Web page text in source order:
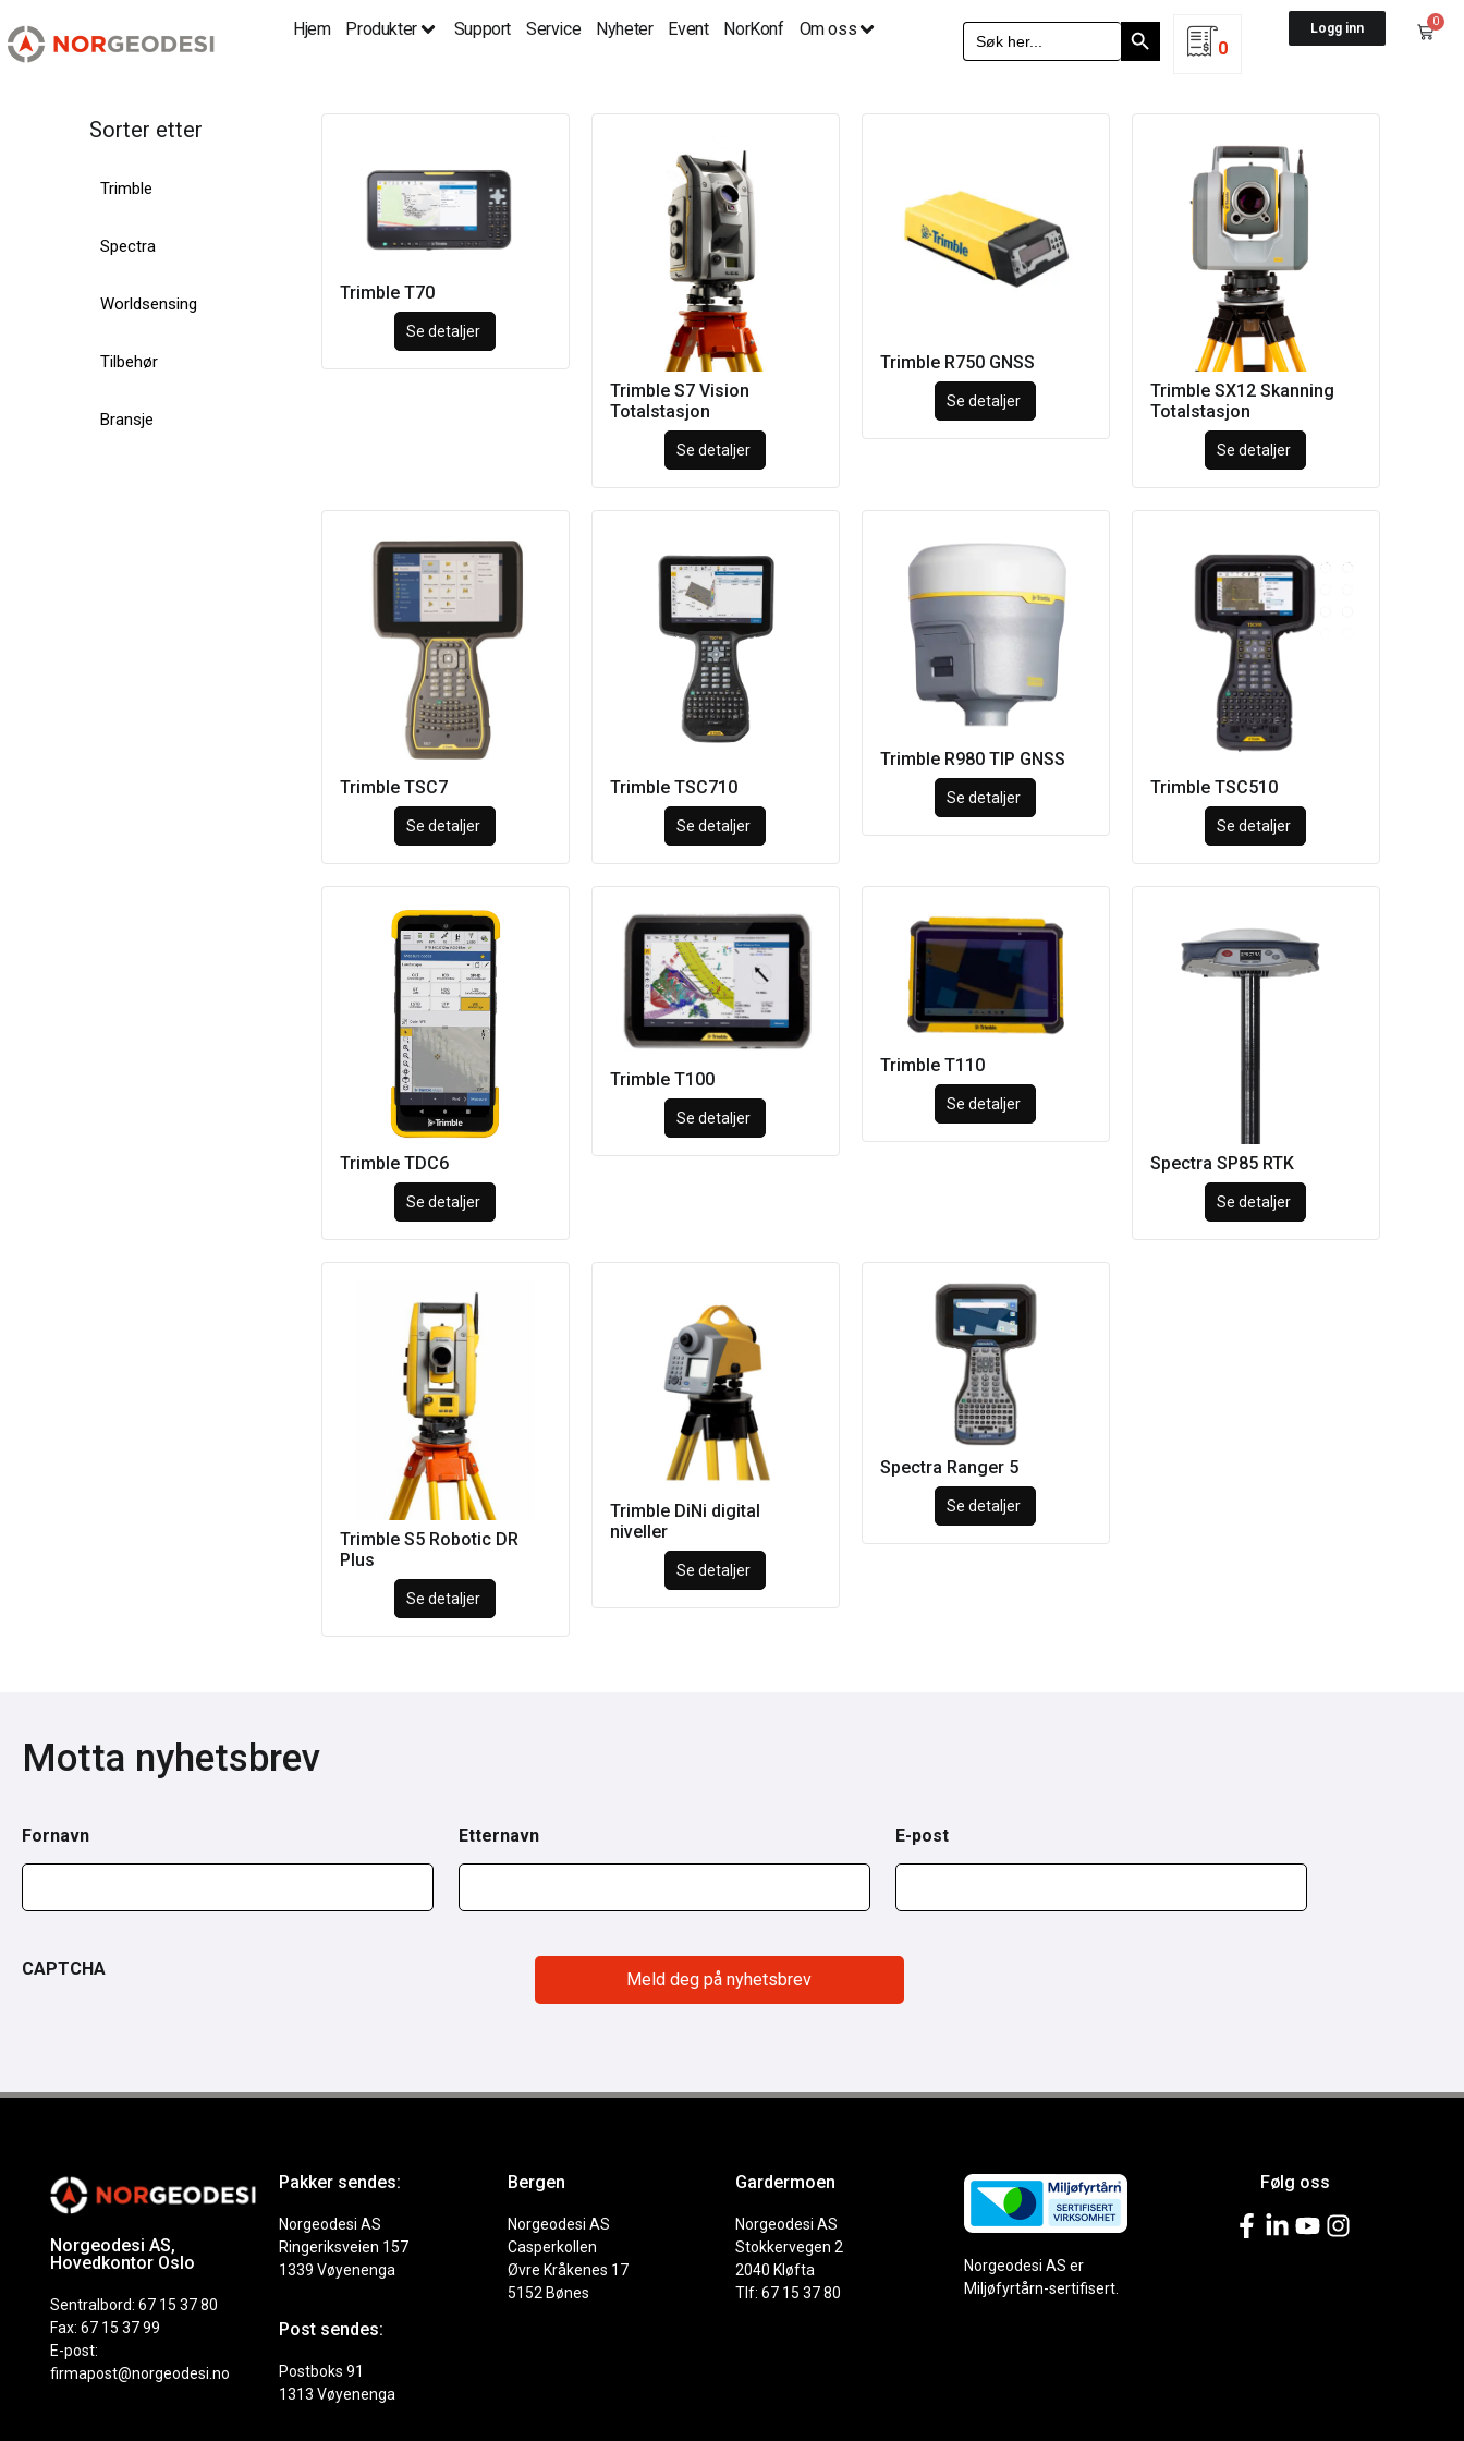
Hjem Produkter Support Service Nyheter Event NorKonf Om oss
Search
for:
Search Button
0
Logg inn 0
Sorter etter
Trimble
Spectra
Worldsensing
Tilbehør
Bransje
Trimble T70
Se detaljer
Trimble S7 Vision
Totalstasjon
Se detaljer
Trimble R750 GNSS
Se detaljer
Trimble SX12 Skanning
Totalstasjon
Se detaljer
Trimble TSC7
Se detaljer
Trimble TSC710
Se detaljer
Trimble R980 TIP GNSS
Se detaljer Trimble TSC510
Se detaljer
Trimble TDC6
Se detaljer
Trimble T100
Se detaljer
Trimble T110
Se detaljer
Spectra SP85 RTK
Se detaljer
Trimble S5 Robotic DR
Plus
Se detaljer
Trimble DiNi digital
niveller
Se detaljer
Spectra Ranger 5
Se detaljer
Motta nyhetsbrev
Fornavn Etternavn E-post
CAPTCHA
Norgeodesi AS,
Hovedkontor Oslo
Sentralbord: 67 15 37 80
Fax: 67 15 37 99
E-post:
firmapost@norgeodesi.no
Pakker sendes:
Norgeodesi AS
Ringeriksveien 157
1339 Vøyenenga
Post sendes:
Postboks 91
1313 Vøyenenga
Bergen
Norgeodesi AS
Casperkollen
Øvre Kråkenes 17
5152 Bønes
Gardermoen
Norgeodesi AS
Stokkervegen 2
2040 Kløfta
Tlf: 67 15 37 80
Norgeodesi AS er
Miljøfyrtårn-sertifisert.
Følg oss